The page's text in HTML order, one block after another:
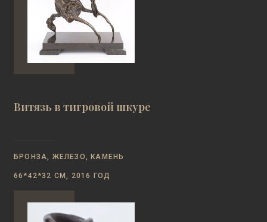
Витязь в тигровой шкуре
БРОНЗА, ЖЕЛЕЗО, КАМЕНЬ
66*42*32 СМ, 2016 ГОД